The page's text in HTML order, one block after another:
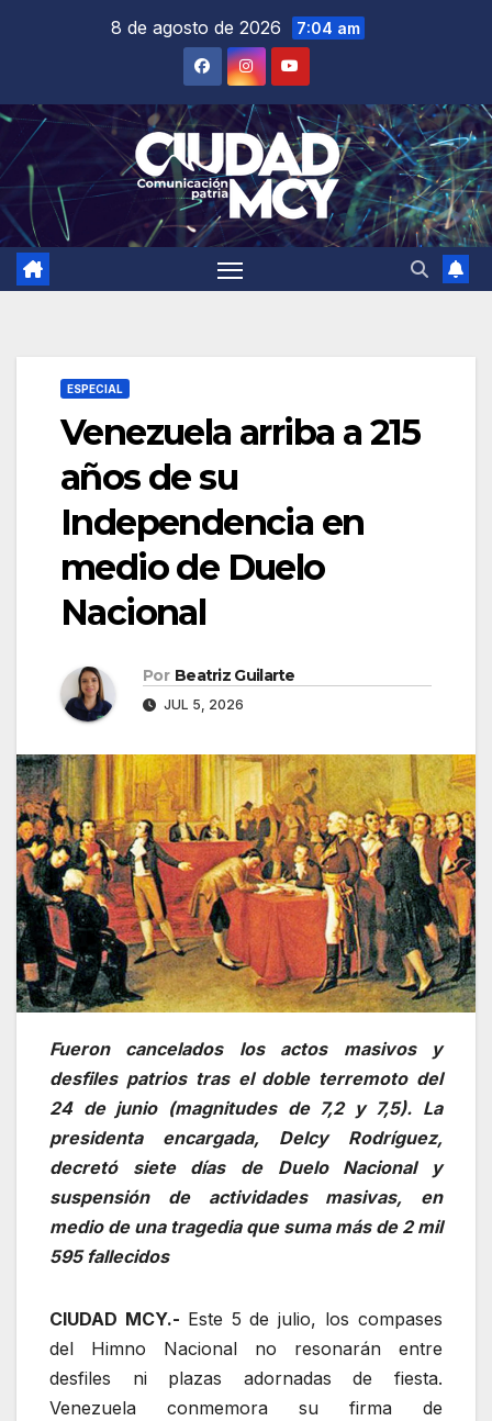
8 de agosto de 2026 7:04 am
ESPECIAL
Venezuela arriba a 215
años de su
Independencia en
medio de Duelo
Nacional
Por Beatriz Guilarte
JUL 5, 2026
Fueron cancelados los actos masivos y
desfiles patrios tras el doble terremoto del
24 de junio (magnitudes de 7,2 y 7,5). La
presidenta encargada, Delcy Rodríguez,
decretó siete días de Duelo Nacional y
suspensión de actividades masivas, en
medio de una tragedia que suma más de 2 mil
595 fallecidos
CIUDAD MCY.- Este 5 de julio, los compases
del Himno Nacional no resonarán entre
desfiles ni plazas adornadas de fiesta.
Venezuela conmemora su firma de